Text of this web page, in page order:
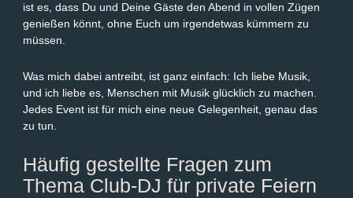
ist es, dass Du und Deine Gäste den Abend in vollen Zügen
genießen könnt, ohne Euch um irgendetwas kümmern zu
müssen.
Was mich dabei antreibt, ist ganz einfach: Ich liebe Musik,
und ich liebe es, Menschen mit Musik glücklich zu machen.
Jedes Event ist für mich eine neue Gelegenheit, genau das
zu tun.
Häufig gestellte Fragen zum
Thema Club-DJ für private Feiern